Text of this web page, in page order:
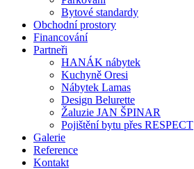
Bytové standardy
Obchodní prostory
Financování
Partneři
HANÁK nábytek
Kuchyně Oresi
Nábytek Lamas
Design Belurette
Žaluzie JAN ŠPINAR
Pojištění bytu přes RESPECT
Galerie
Reference
Kontakt